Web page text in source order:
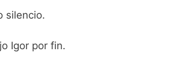
silencio.
Igor por fin.